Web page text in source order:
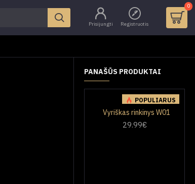
Prisijungti Registruotis
0
PANAŠŪS PRODUKTAI
POPULIARUS
Vyriškas rinkinys W01
29.99€